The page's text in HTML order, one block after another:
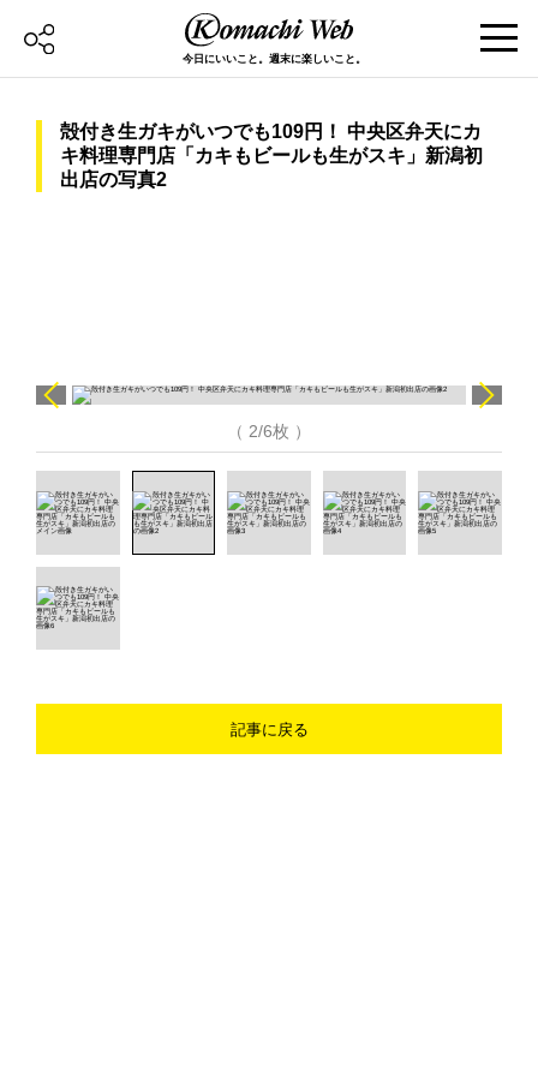
今日にいいこと。週末に楽しいこと。
殻付き生ガキがいつでも109円！ 中央区弁天にカ
キ料理専門店「カキもビールも生がスキ」新潟初
出店の写真2
（ 2/6枚 ）
記事に戻る